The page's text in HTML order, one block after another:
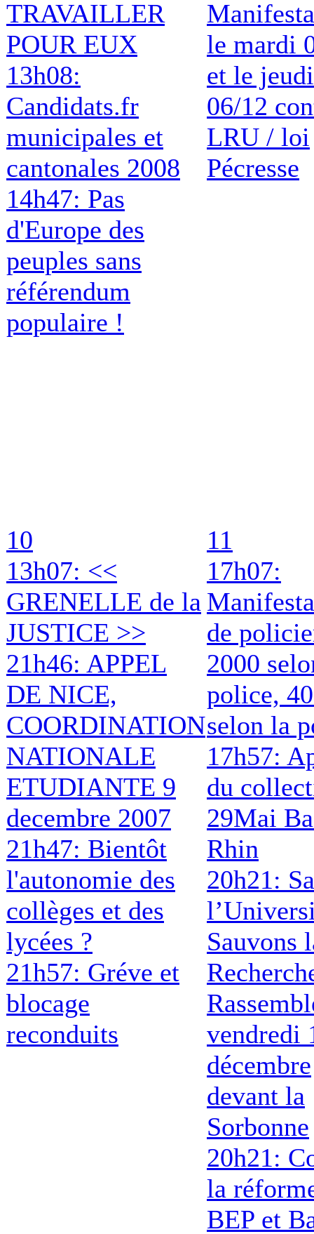
TRAVAILLER
POUR EUX
13h08:
Candidats.fr
municipales et
cantonales 2008
14h47: Pas
d'Europe des
peuples sans
référendum
populaire !
le mardi
et le jeudi
06/12
LRU / loi
Pécresse
10
13h07: <<
GRENELLE de la
JUSTICE >>
21h46: APPEL
DE NICE,
COORDINATION
NATIONALE
ETUDIANTE 9
decembre 2007
21h47: Bientôt
l'autonomie des
collèges et des
lycées ?
21h57: Gréve et
blocage
reconduits
11
17h07:
de
2000
police,
selon la
17h57:
du
29Mai
Rhin
20h21:
Sauvons
vendredi
décembre
devant la
Sorbonne
20h21:
la
BEP et